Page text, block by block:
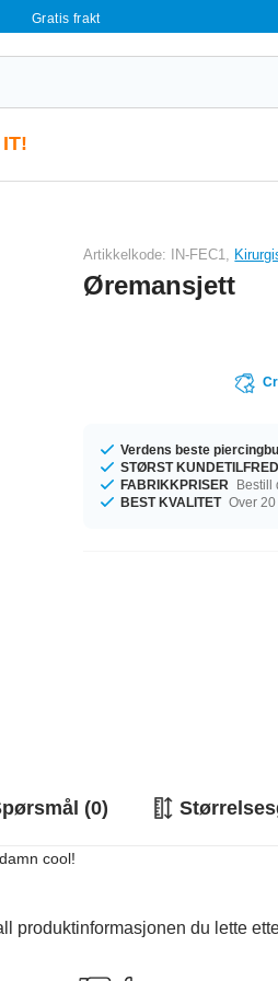
Gratis frakt
Artikkelkode: IN-FEC1,
Øremansjett
Verdens beste
STØRST
FABRIKKPRISER
Bestill
BEST KVALITET Over
(0)
cool!
produktinformasjonen du lette